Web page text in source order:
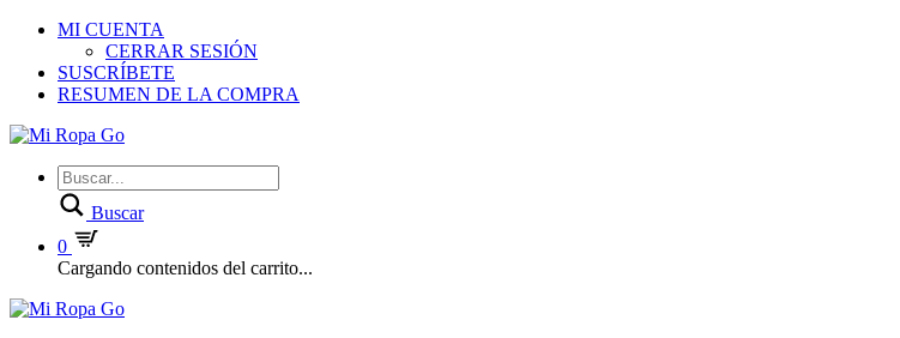
MI CUENTA
CERRAR SESIÓN
SUSCRÍBETE
RESUMEN DE LA COMPRA
Buscar
0
Cargando contenidos del carrito...